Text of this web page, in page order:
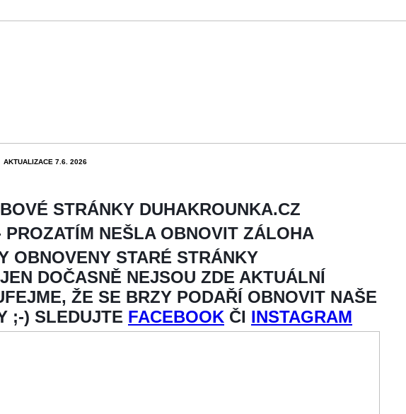
AKTUALIZACE 7.6. 2026
STRÁNKY DUHAKROUNKA.CZ
PROZATÍM NEŠLA OBNOVIT ZÁLOHA
OBNOVENY STARÉ STRÁNKY
DOČASNĚ NEJSOU ZDE AKTUÁLNÍ
ŽE SE BRZY PODAŘÍ OBNOVIT NAŠE
;-) SLEDUJTE FACEBOOK ČI INSTAGRAM